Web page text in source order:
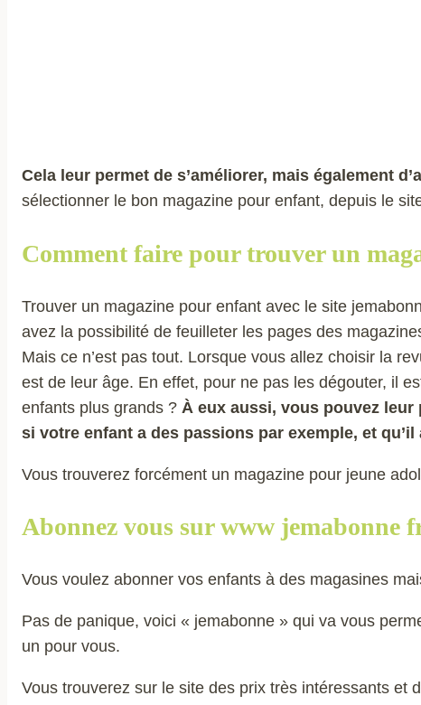
Cela leur permet de s’améliorer, mais également
sélectionner le bon magazine pour enfant, depuis le
Comment faire pour trouver un
Trouver un magazine pour enfant avec le site
avez la possibilité de feuilleter les pages des
Mais ce n’est pas tout. Lorsque vous allez choisir la
est de leur âge. En effet, pour ne pas les dégouter, il
enfants plus grands ? À eux aussi, vous pouvez leur
si votre enfant a des passions par exemple, et
Vous trouverez forcément un magazine pour jeune
Abonnez vous sur www jemabonne
Vous voulez abonner vos enfants à des magasines
Pas de panique, voici « jemabonne » qui va vous
un pour vous.
Vous trouverez sur le site des prix très intéressants et